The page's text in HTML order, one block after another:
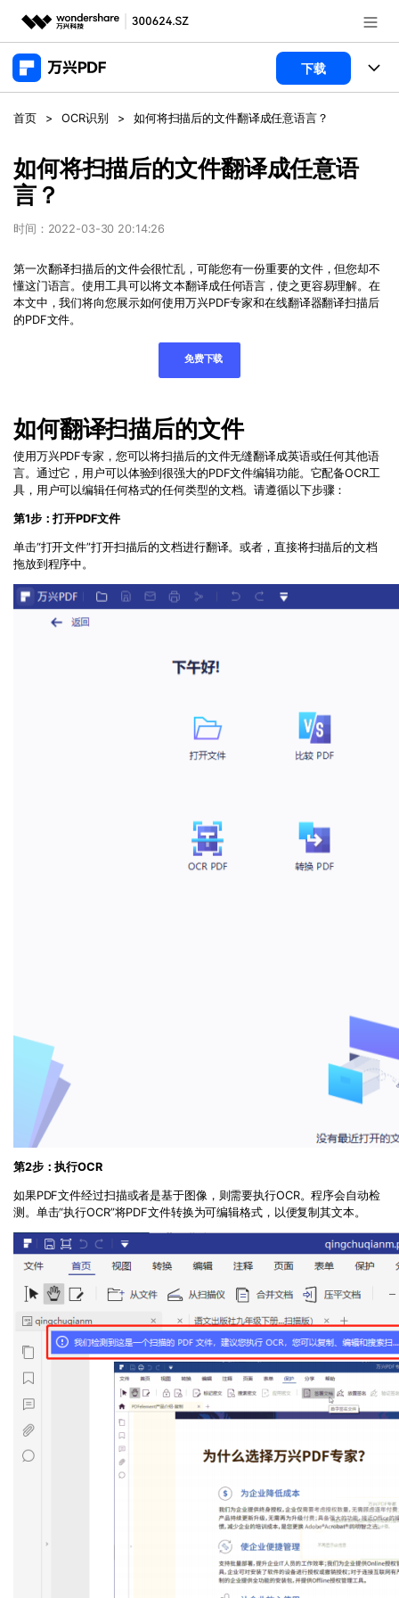
推荐产品
政企服务
新闻中心
关于万兴
帮助中心
4000-300624
下载
产品
桌面端
万兴PDF Windows版
万兴PDF Mac版
移动端
万兴PDF 安卓版
万兴PDF SDK
申请试用
功能
PDF新功能
PDF编辑器
PDF合并工具
PDF转换器
PDF签名
PDF批量工具
PDF提取页面
PDF表格
PDF页面调整
免费下载
商业合作
企业采购
产品支持
用户指南
更新日志
下载中心
02.转换PDF
03.编辑PDF
免费下载
免费下载 立即购买
首页 > OCR识别 > 如何将扫描后的文件翻译成任意语言？
如何将扫描后的文件翻译成任意语
言？
时间：2022-03-30 20:14:26
第一次翻译扫描后的文件会很忙乱，可能您有一份重要的文件，但您却不
懂这门语言。使用工具可以将文本翻译成任何语言，使之更容易理解。在
本文中，我们将向您展示如何使用万兴PDF专家和在线翻译器翻译扫描后
的PDF文件。
免费下载
如何翻译扫描后的文件
使用万兴PDF专家，您可以将扫描后的文件无缝翻译成英语或任何其他语
言。通过它，用户可以体验到很强大的PDF文件编辑功能。它配备OCR工
具，用户可以编辑任何格式的任何类型的文档。请遵循以下步骤：
第1步：打开PDF文件
单击“打开文件”打开扫描后的文档进行翻译。或者，直接将扫描后的文档
拖放到程序中。
第2步：执行OCR
如果PDF文件经过扫描或者是基于图像，则需要执行OCR。程序会自动检
测。单击“执行OCR”将PDF文件转换为可编辑格式，以便复制其文本。